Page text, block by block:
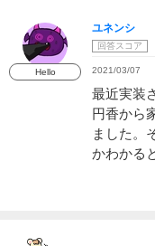
Hello
ユネンシ
回答スコア
2021/03/07
最近実装
円香から
ました。
かわかる